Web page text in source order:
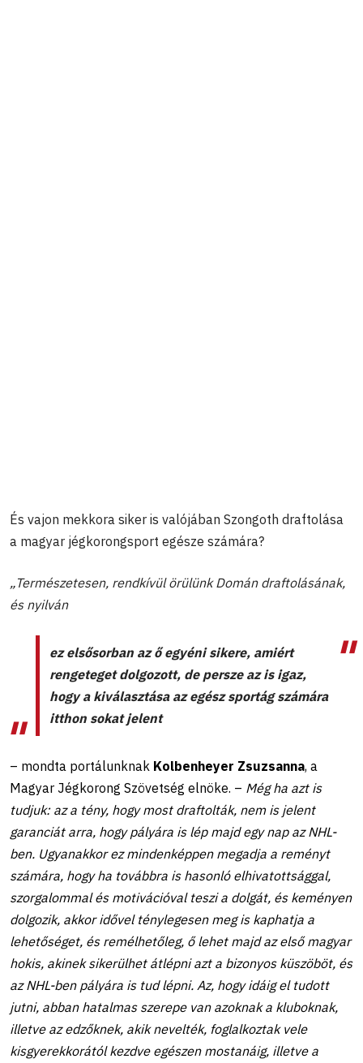
És vajon mekkora siker is valójában Szongoth draftolása
a magyar jégkorongsport egésze számára?
„Természetesen, rendkívül örülünk Domán draftolásának,
és nyilván
ez elsősorban az ő egyéni sikere, amiért
rengeteget dolgozott, de persze az is igaz,
hogy a kiválasztása az egész sportág számára
itthon sokat jelent
– mondta portálunknak Kolbenheyer Zsuzsanna, a
Magyar Jégkorong Szövetség elnöke. – Még ha azt is
tudjuk: az a tény, hogy most draftolták, nem is jelent
garanciát arra, hogy pályára is lép majd egy nap az NHL-
ben. Ugyanakkor ez mindenképpen megadja a reményt
számára, hogy ha továbbra is hasonló elhivatottsággal,
szorgalommal és motivációval teszi a dolgát, és keményen
dolgozik, akkor idővel ténylegesen meg is kaphatja a
lehetőséget, és remélhetőleg, ő lehet majd az első magyar
hokis, akinek sikerülhet átlépni azt a bizonyos küszöböt, és
az NHL-ben pályára is tud lépni. Az, hogy idáig el tudott
jutni, abban hatalmas szerepe van azoknak a kluboknak,
illetve az edzőknek, akik nevelték, foglalkoztak vele
kisgyerekkorától kezdve egészen mostanáig, illetve a